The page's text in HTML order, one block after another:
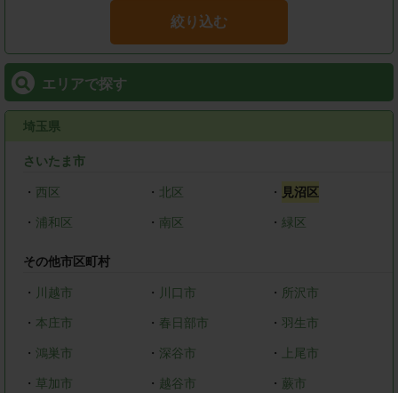
絞り込む
エリアで探す
埼玉県
さいたま市
・ 西区 ・ 北区 ・ 見沼区
・ 浦和区 ・ 南区 ・ 緑区
その他市区町村
・ 川越市 ・ 川口市 ・ 所沢市
・ 本庄市 ・ 春日部市 ・羽生市
・ 鴻巣市 ・ 深谷市 ・ 上尾市
・ 草加市 ・ 越谷市 ・ 蕨市